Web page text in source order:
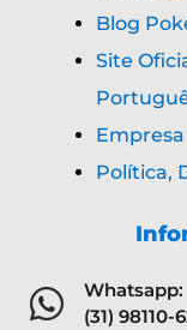
Blog
Site
Política,
Whatsapp:
(31) 98110-